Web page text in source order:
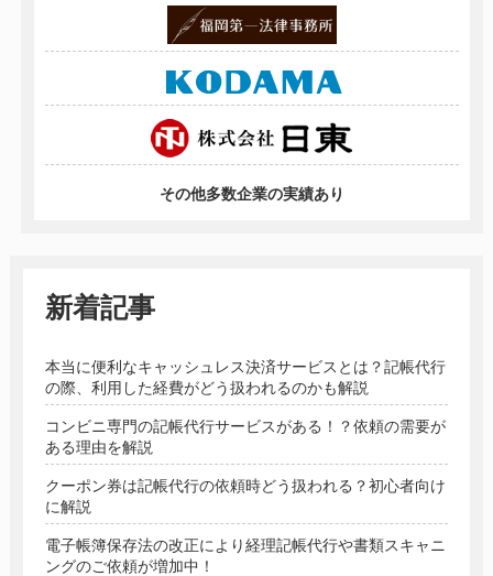
その他多数企業の実績あり
新着記事
本当に便利なキャッシュレス決済サービスとは？記帳代行
の際、利用した経費がどう扱われるのかも解説
コンビニ専門の記帳代行サービスがある！？依頼の需要が
ある理由を解説
クーポン券は記帳代行の依頼時どう扱われる？初心者向け
に解説
電子帳簿保存法の改正により経理記帳代行や書類スキャニ
ングのご依頼が増加中！